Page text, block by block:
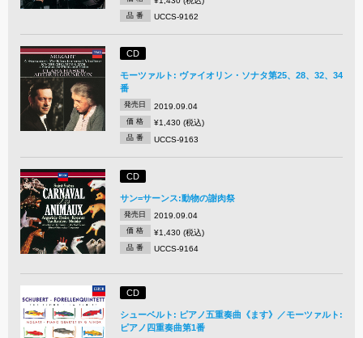
品 番 UCCS-9162
CD
モーツァルト: ヴァイオリン・ソナタ第25、28、32、34
番
発売日 2019.09.04
価 格 ¥1,430 (税込)
品 番 UCCS-9163
CD
サン=サーンス:動物の謝肉祭
発売日 2019.09.04
価 格 ¥1,430 (税込)
品 番 UCCS-9164
CD
シューベルト: ピアノ五重奏曲《ます》／モーツァルト:
ピアノ四重奏曲第1番